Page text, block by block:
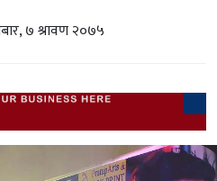
७ श्रावण २०७५